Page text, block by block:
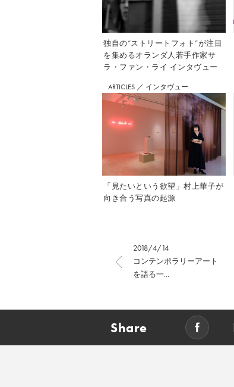
独自の“ストリートフォト”が注目
を集めるオランダ人若手作家サ
ラ・ファン・ライ インタヴュー
ARTICLES ／ インタヴュー
「見たいという欲望」村上華子が
向き合う写真の起源
2018/4/14
コンテンポラリーアート
を語る一...
Share